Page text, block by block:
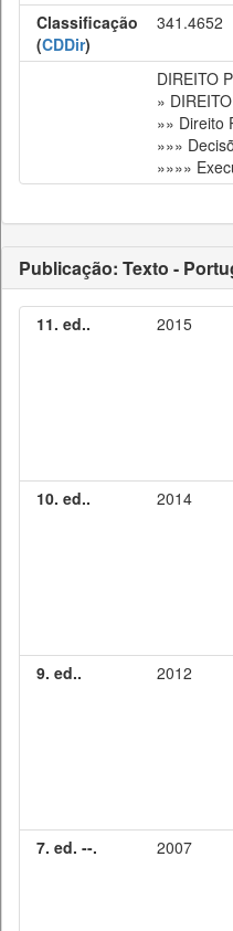
Classificação
(CDDir)
341.4652
DIREITO
»
»» Direito
»»»
»»»»
Publicação: Texto -
11. ed.. 2015
10. ed..
2014
9. ed..
2012
7. ed. --.
2007